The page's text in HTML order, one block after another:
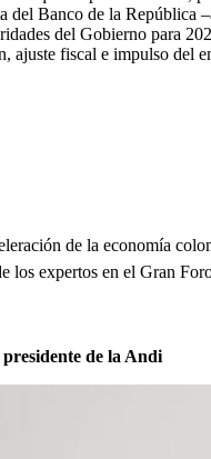
del Banco de la República
del Gobierno para
ajuste fiscal e impulso del
de la economía
los expertos en el Gran
de la Andi